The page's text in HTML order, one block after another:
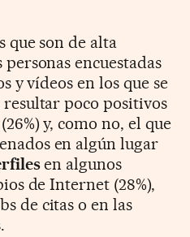
que son de alta
encuestadas
y vídeos en los que se
resultar poco positivos
y, como no, el que
en algún lugar
en algunos
de Internet (28%),
de citas o en las